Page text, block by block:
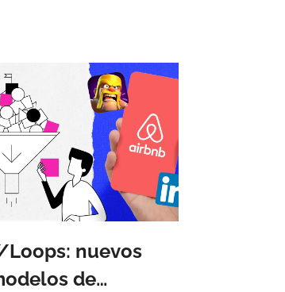
Loops: nuevos
de